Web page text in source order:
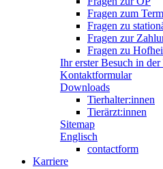
Fragen zum
Fragen zu
Fragen zur
Fragen zu
Ihr erster Besuch in
Kontaktformular
Downloads
Tierhalter:innen
Tierärzt:innen
Sitemap
Englisch
contactform
Karriere